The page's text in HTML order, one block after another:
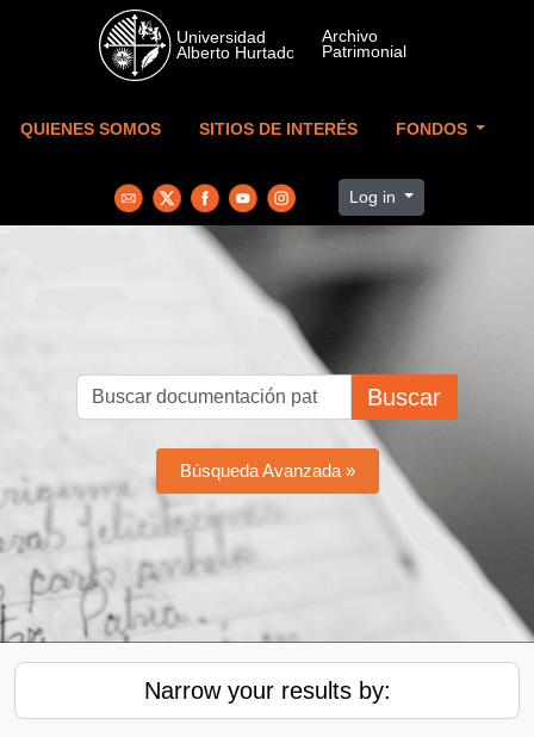
Skip to main content
QUIENES SOMOS SITIOS DE INTERÉS FONDOS
Log in
Buscar
Búsqueda Avanzada »
Narrow your results by: